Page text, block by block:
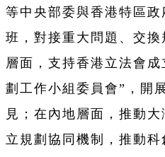
等中央部委與香港特區
班，對接重大問題、交
層面，支持香港立法會成
劃工作小組委員會”，開
見；在內地層面，推動
立規劃協同機制，推動